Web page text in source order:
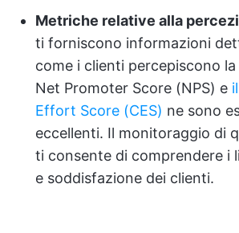
Metriche relative alla
ti forniscono informazioni
come i clienti percepiscono
Net Promoter Score (NPS) e
Effort Score (CES) ne sono
eccellenti. Il monitoraggio di
ti consente di comprendere i
e soddisfazione dei clienti.